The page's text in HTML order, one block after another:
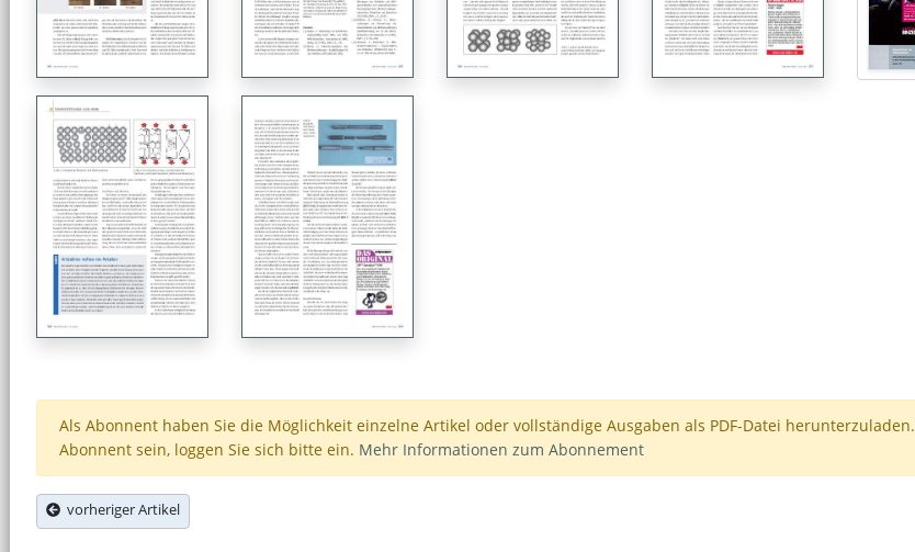
Als Abonnent haben Sie die Möglichkeit einzelne Artikel oder vollständige Ausgaben als PDF-Datei
Abonnent sein, loggen Sie sich bitte ein. Mehr Informationen zum Abonnement
vorheriger Artikel